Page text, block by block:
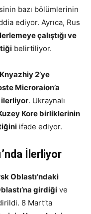
bazı bölümlerinin
ediyor. Ayrıca, Rus
çalıştığı ve
belirtiliyor.
2’ye
Microraion’a
ilerliyor. Ukraynalı
Kore birliklerinin
ifade ediyor.
İlerliyor
Oblastı’ndaki
girdiği ve
8 Mart’ta